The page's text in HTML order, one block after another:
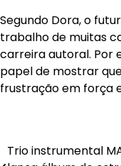
Segundo Dora, o
trabalho de muitas
carreira autoral. Por
papel de mostrar
frustração em força
Trio instrumental